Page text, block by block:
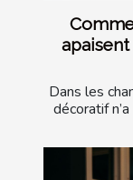
Dans les
décoratif